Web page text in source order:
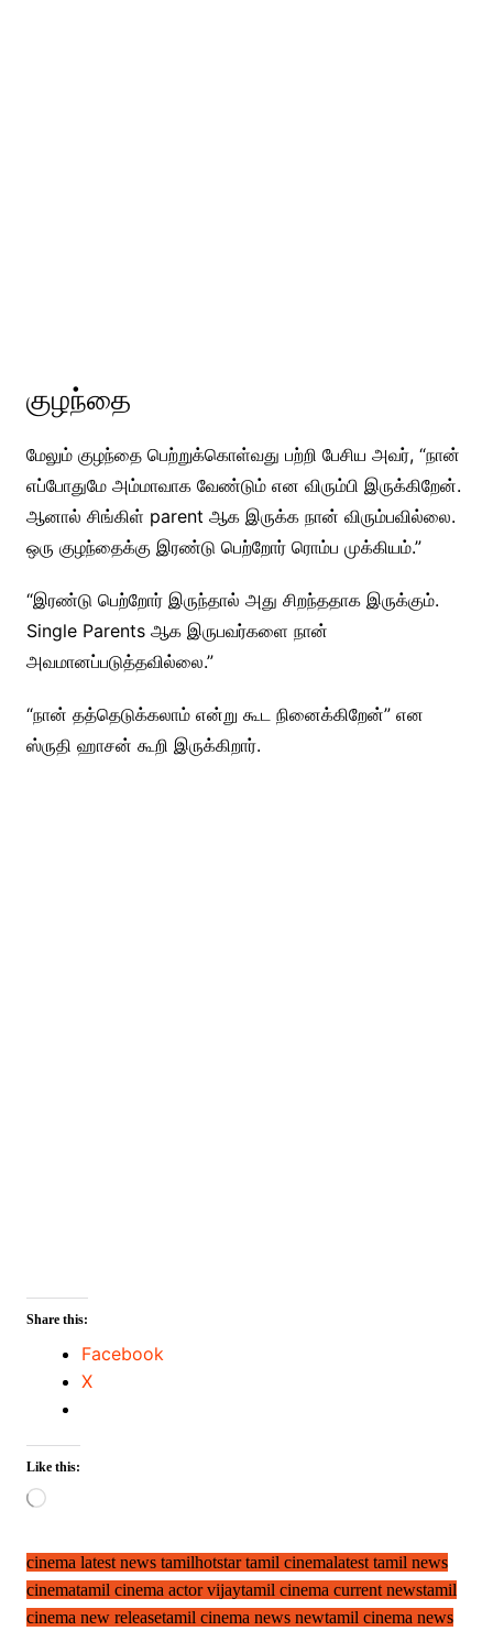
குழந்தை
மேலும் குழந்தை பெற்றுக்கொள்வது பற்றி பேசிய அவர், “நான்
எப்போதுமே அம்மாவாக வேண்டும் என விரும்பி இருக்கிறேன்.
ஆனால் சிங்கிள் parent ஆக இருக்க நான் விரும்பவில்லை.
ஒரு குழந்தைக்கு இரண்டு பெற்றோர் ரொம்ப முக்கியம்.”
“இரண்டு பெற்றோர் இருந்தால் அது சிறந்ததாக இருக்கும்.
Single Parents ஆக இருபவர்களை நான்
அவமானப்படுத்தவில்லை.”
“நான் தத்தெடுக்கலாம் என்று கூட நினைக்கிறேன்” என
ஸ்ருதி ஹாசன் கூறி இருக்கிறார்.
Share this:
Facebook
X
Like this:
Loading…
cinema latest news tamilhotstar tamil cinemalatest tamil news
cinematamil cinema actor vijaytamil cinema current newstamil
cinema new releasetamil cinema news newtamil cinema news